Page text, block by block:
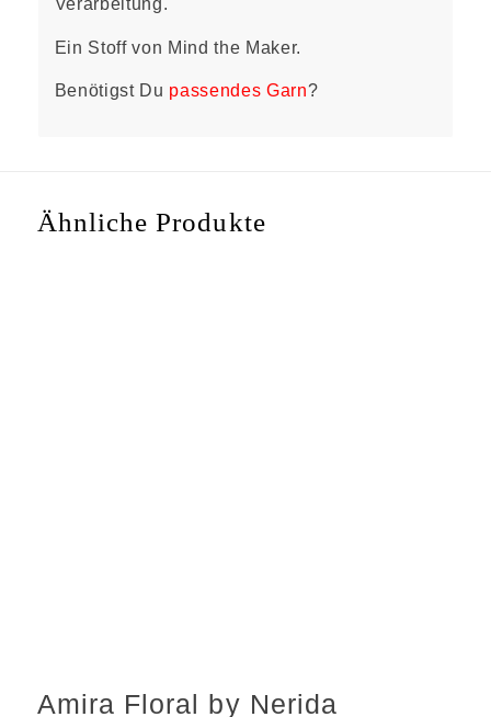
Verarbeitung.
Ein Stoff von Mind the Maker.
Benötigst Du passendes Garn?
Ähnliche Produkte
Amira Floral by Nerida